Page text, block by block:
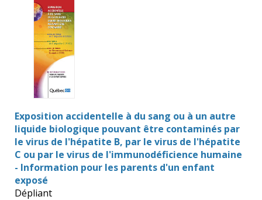
Exposition accidentelle à du sang ou à un autre
liquide biologique pouvant être contaminés par
le virus de l'hépatite B, par le virus de l'hépatite
C ou par le virus de l'immunodéficience humaine
- Information pour les parents d'un enfant
exposé
Dépliant